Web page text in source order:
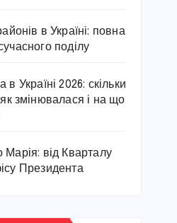
в Україні: повна
поділу
в Україні 2026: скільки
змінювалася і на що
Марія: від Кварталу
Президента